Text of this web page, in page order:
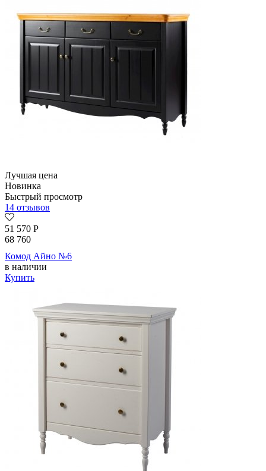
Лучшая цена
Новинка
Быстрый просмотр
14 отзывов
51 570 Р
68 760
Комод Айно №6
в наличии
Купить